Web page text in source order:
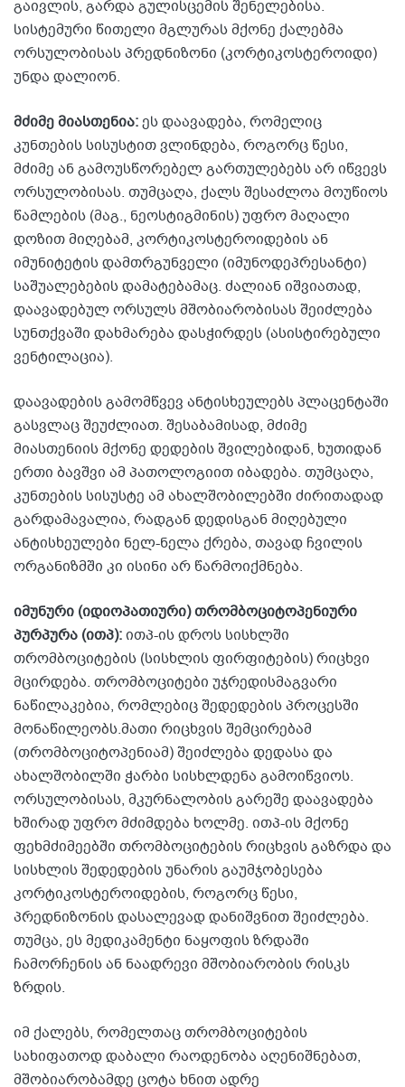
გაივლის, გარდა გულისცემის შენელებისა.
სისტემური წითელი მგლურას მქონე ქალებმა
ორსულობისას პრედნიზონი (კორტიკოსტეროიდი)
უნდა დალიონ.
მძიმე მიასთენია:ეს დაავადება, რომელიც
კუნთების სისუსტით ვლინდება, როგორც წესი,
მძიმე ან გამოუსწორებელ გართულებებს არ იწვევს
ორსულობისას. თუმცაღა, ქალს შესაძლოა მოუწიოს
წამლების (მაგ., ნეოსტიგმინის) უფრო მაღალი
დოზით მიღებამ, კორტიკოსტეროიდების ან
იმუნიტეტის დამთრგუნველი (იმუნოდეპრესანტი)
საშუალებების დამატებამაც. ძალიან იშვიათად,
დაავადებულ ორსულს მშობიარობისას შეიძლება
სუნთქვაში დახმარება დასჭირდეს (ასისტირებული
ვენტილაცია).
დაავადების გამომწვევ ანტისხეულებს პლაცენტაში
გასვლაც შეუძლიათ. შესაბამისად, მძიმე
მიასთენიის მქონე დედების შვილებიდან, ხუთიდან
ერთი ბავშვი ამ პათოლოგიით იბადება. თუმცაღა,
კუნთების სისუსტე ამ ახალშობილებში ძირითადად
გარდამავალია, რადგან დედისგან მიღებული
ანტისხეულები ნელ-ნელა ქრება, თავად ჩვილის
ორგანიზმში კი ისინი არ წარმოიქმნება.
იმუნური (იდიოპათიური) თრომბოციტოპენიური
პურპურა (ითპ):ითპ-ის დროს სისხლში
თრომბოციტების (სისხლის ფირფიტების) რიცხვი
მცირდება. თრომბოციტები უჯრედისმაგვარი
ნაწილაკებია, რომლებიც შედედების პროცესში
მონაწილეობს.მათი რიცხვის შემცირებამ
(თრომბოციტოპენიამ) შეიძლება დედასა და
ახალშობილში ჭარბი სისხლდენა გამოიწვიოს.
ორსულობისას, მკურნალობის გარეშე დაავადება
ხშირად უფრო მძიმდება ხოლმე. ითპ-ის მქონე
ფეხმძიმეებში თრომბოციტების რიცხვის გაზრდა და
სისხლის შედედების უნარის გაუმჯობესება
კორტიკოსტეროიდების, როგორც წესი,
პრედნიზონის დასალევად დანიშვნით შეიძლება.
თუმცა, ეს მედიკამენტი ნაყოფის ზრდაში
ჩამორჩენის ან ნაადრევი მშობიარობის რისკს
ზრდის.
იმ ქალებს, რომელთაც თრომბოციტების
სახიფათოდ დაბალი რაოდენობა აღენიშნებათ,
მშობიარობამდე ცოტა ხნით ადრე